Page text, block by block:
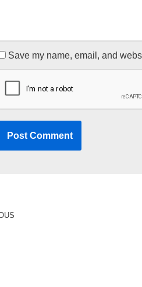
Save my name, email, and